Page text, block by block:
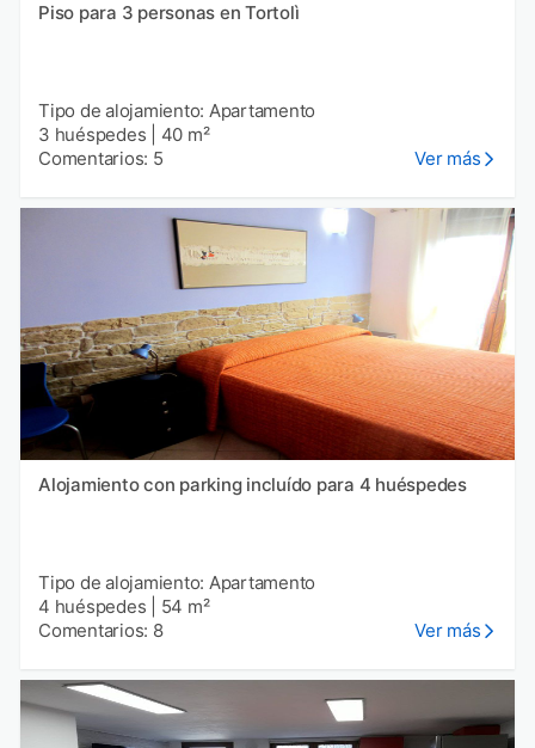
Piso para 3 personas en Tortolì
Tipo de alojamiento: Apartamento
3 huéspedes
40 m²
Comentarios: 5
Ver más
Alojamiento con parking incluído para 4 huéspedes
Tipo de alojamiento: Apartamento
4 huéspedes
54 m²
Comentarios: 8
Ver más